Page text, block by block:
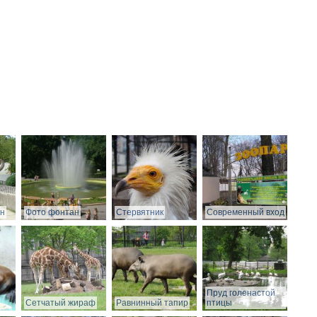
Фото фонтан Стервятник Современный вход
Сетчатый жираф Равнинный тапир
Пруд голенастой
птицы